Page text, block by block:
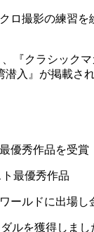
ロ撮影の練習
『クラシック
入』が掲載さ
優秀作品を受賞
最優秀作品
ールドに出場し
ルを獲得しまし